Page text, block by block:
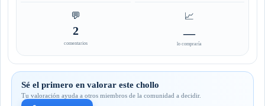
💬
2
comentarios
📈
—
lo compraría
Sé el primero en valorar este chollo
Tu valoración ayuda a otros miembros de la comunidad a decidir.